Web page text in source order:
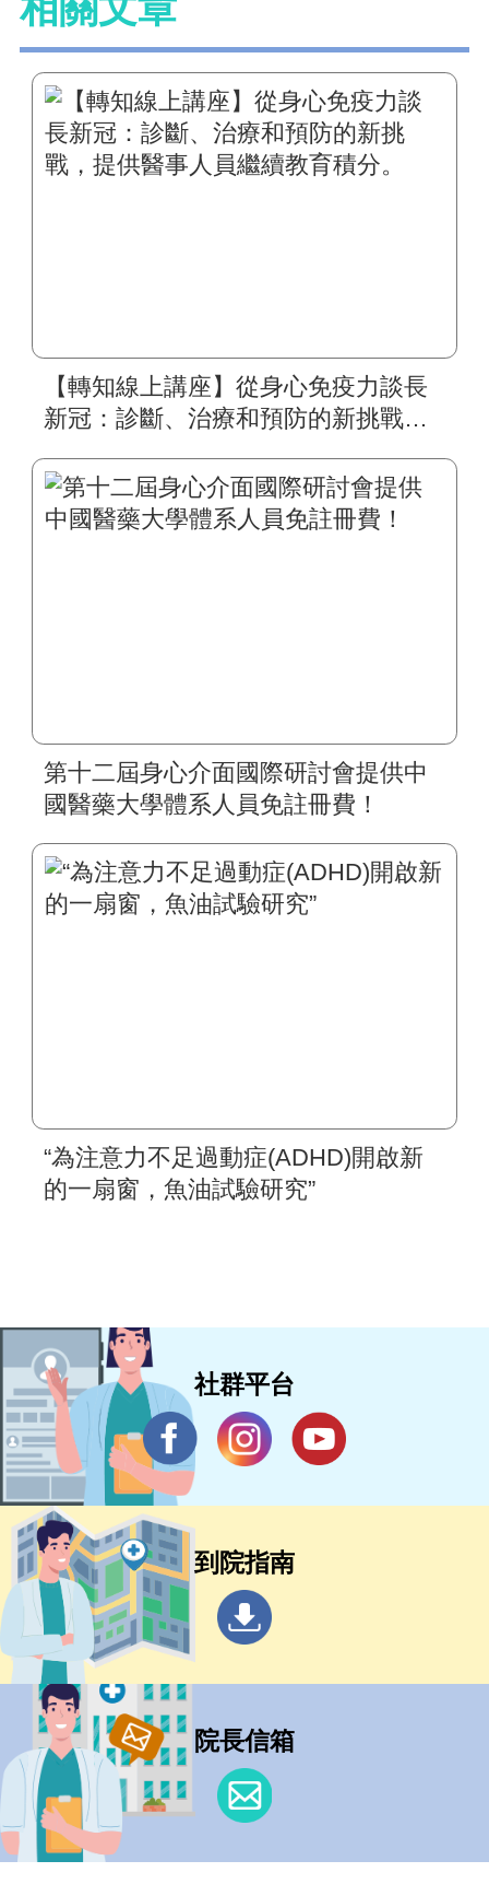
【轉知線上講座】從身心免疫力談長
新冠：診斷、治療和預防的新挑戰，
第十二屆身心介面國際研討會提供中
國醫藥大學體系人員免註冊費！
“為注意力不足過動症(ADHD)開啟新
的一扇窗，魚油試驗研究”
社群平台
到院指南
院長信箱